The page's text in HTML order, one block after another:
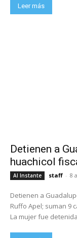
Leer más
Detienen a
huachicol
Al Instante staff - 8
Detienen a
Ruffo Apel; suman 9
La mujer fue